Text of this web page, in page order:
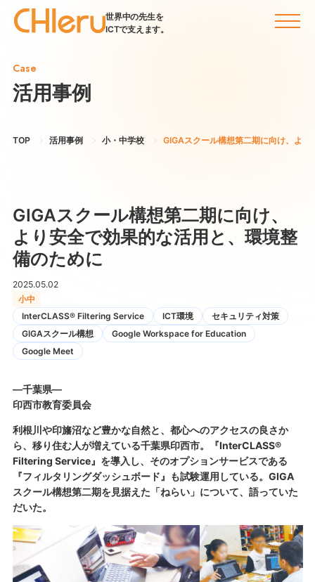
世界中の先生を
ICTで支えます。
Case
活用事例
TOP 活用事例 小・中学校 GIGAスクール構想第二期に向け、よ
GIGAスクール構想第二期に向け、
より安全で効果的な活用と、環境整
備のために
2025.05.02
小中
InterCLASS®︎ Filtering Service
ICT環境
セキュリティ対策
GIGAスクール構想
Google Workspace for Education
Google Meet
―千葉県―
印西市教育委員会
利根川や印旛沼など豊かな自然と、都心へのアクセスの良さか
ら、移り住む人が増えている千葉県印西市。『InterCLASS®
Filtering Service』を導入し、そのオプションサービスである
『フィルタリングダッシュボード』も試験運用している。GIGA
スクール構想第二期を見据えた「ねらい」について、語っていた
だいた。